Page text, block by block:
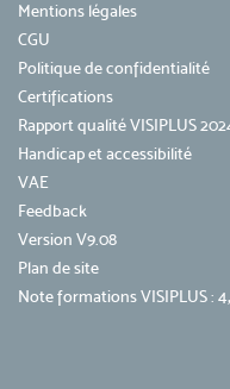
Mentions légales
CGU
Politique de confidentialité
Certifications
Rapport qualité VISIPLUS
Handicap et accessibilité
VAE
Feedback
Version V9.08
Plan de site
Note formations VISIPLUS :